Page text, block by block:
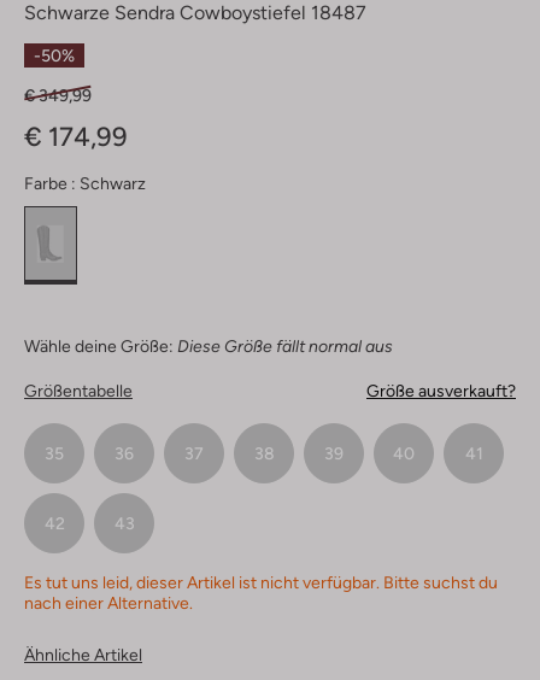
Schwarze Sendra Cowboystiefel 18487
-50%
€ 349,99
€ 174,99
Farbe : Schwarz
Wähle deine Größe: Diese Größe fällt normal aus
Größentabelle Größe ausverkauft?
35 36 37 38 39 40 41
42 43
Es tut uns leid, dieser Artikel ist nicht verfügbar. Bitte suchst du
nach einer Alternative.
Ähnliche Artikel